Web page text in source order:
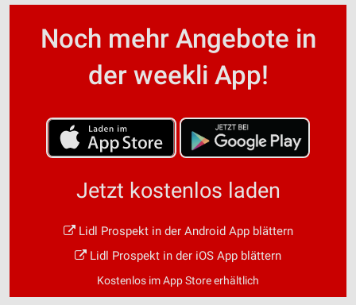
Noch mehr Angebote in
der weekli App!
Jetzt kostenlos laden
Lidl Prospekt in der Android App blättern
Lidl Prospekt in der iOS App blättern
Kostenlos im App Store erhältlich